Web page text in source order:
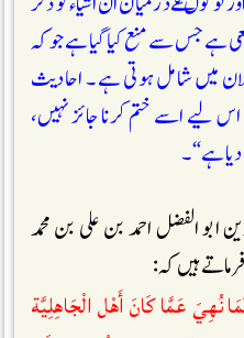
ہے جس سے منع کیا گیا ہے جو کہ
میں شامل ہوتی ہے ۔ احاديث
لیے اسے ختم کرنا جائز نہیں،
ہے“۔
ابو الفضل احمد بن علی بن محمد
نُهِيَ عَمَّا كَانَ أَهْل الْجَاهِلِيَّة